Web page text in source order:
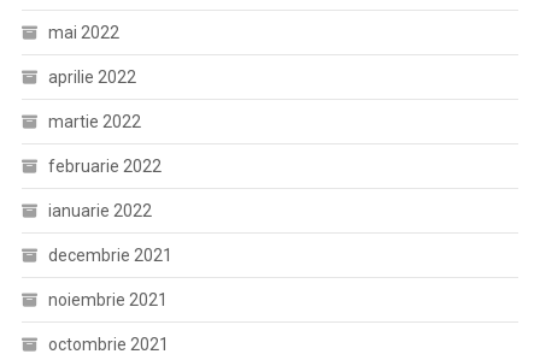
mai 2022
aprilie 2022
martie 2022
februarie 2022
ianuarie 2022
decembrie 2021
noiembrie 2021
octombrie 2021